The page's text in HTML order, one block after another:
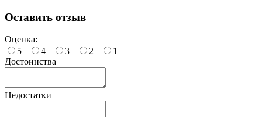
Оставить отзыв
Оценка:
5
4 3 2
1
Достоинства
Недостатки